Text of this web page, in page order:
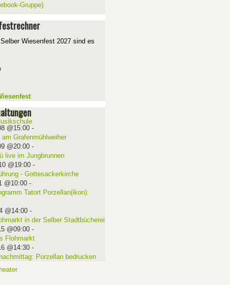
Gruppe)
Wiesenfest 2027 sind es
@15:00-
Grafenmühlweiher
@20:00-
live im Jungbrunnen
@19:00-
- Gottesackerkirche
@10:00-
Tatort Porzellan(ikon):
@14:00-
in der Selber Stadtbücherei
@09:00-
Flohmarkt
@14:30-
Porzellan bedrucken